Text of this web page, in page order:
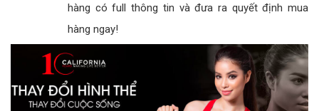
hàng có full thông tin và đưa ra quyết định mua
hàng ngay!